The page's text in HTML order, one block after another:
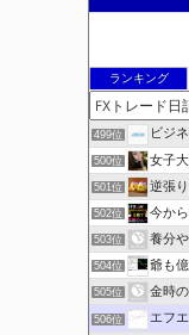
ランキング
499位 ビジ
500位 女子
501位 逆張
502位 今から
503位 養分や
504位 爺も
505位 金時
506位 エフ